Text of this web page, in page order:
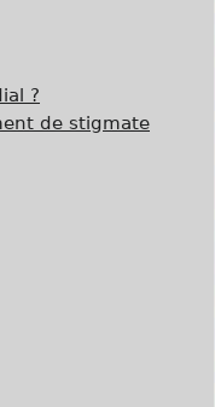
?
de stigmate